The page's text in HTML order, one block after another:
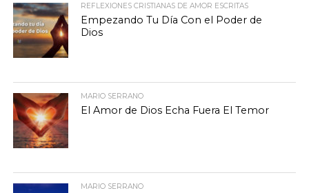
REFLEXIONES CRISTIANAS DE AMOR ESCRITAS
Empezando Tu Día Con el Poder de
Dios
MARIO SERRANO
El Amor de Dios Echa Fuera El Temor
MARIO SERRANO